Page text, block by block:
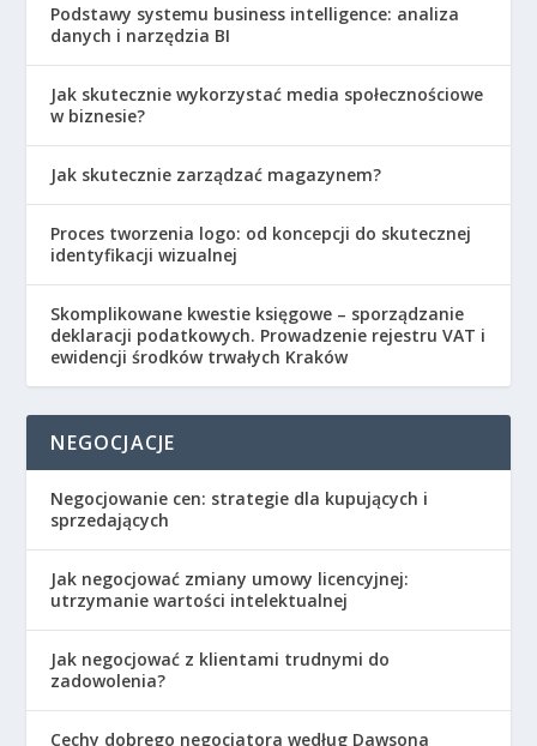
Podstawy systemu business intelligence: analiza
danych i narzędzia BI
Jak skutecznie wykorzystać media społecznościowe
w biznesie?
Jak skutecznie zarządzać magazynem?
Proces tworzenia logo: od koncepcji do skutecznej
identyfikacji wizualnej
Skomplikowane kwestie księgowe – sporządzanie
deklaracji podatkowych. Prowadzenie rejestru VAT i
ewidencji środków trwałych Kraków
NEGOCJACJE
Negocjowanie cen: strategie dla kupujących i
sprzedających
Jak negocjować zmiany umowy licencyjnej:
utrzymanie wartości intelektualnej
Jak negocjować z klientami trudnymi do
zadowolenia?
Cechy dobrego negocjatora według Dawsona